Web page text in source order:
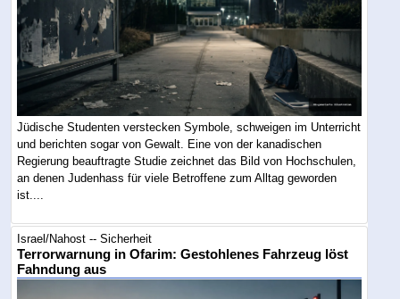
Jüdische Studenten verstecken Symbole, schweigen im Unterricht
und berichten sogar von Gewalt. Eine von der kanadischen
Regierung beauftragte Studie zeichnet das Bild von Hochschulen,
an denen Judenhass für viele Betroffene zum Alltag geworden
ist....
Israel/Nahost -- Sicherheit
Terrorwarnung in Ofarim: Gestohlenes Fahrzeug löst
Fahndung aus